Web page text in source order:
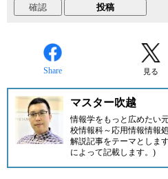
Share 見る
マスター吹越
情報学をもっと広めたい
校情報科～応用情報情報
解説記事をテーマとしま
によって記載します。)